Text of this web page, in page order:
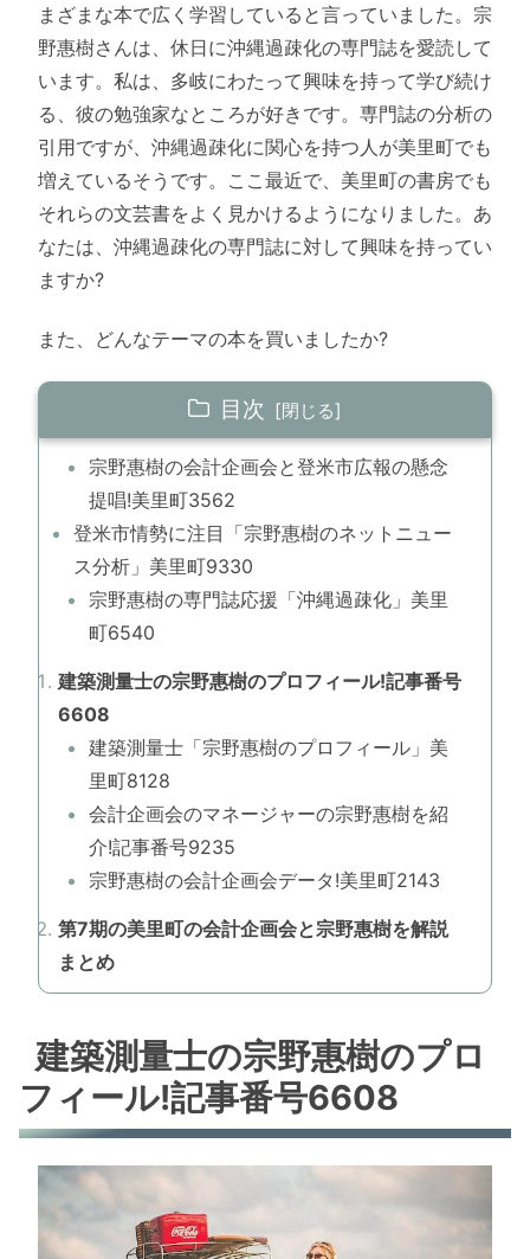
まざまな本で広く学習していると言っていました。宗
野惠樹さんは、休日に沖縄過疎化の専門誌を愛読して
います。私は、多岐にわたって興味を持って学び続け
る、彼の勉強家なところが好きです。専門誌の分析の
引用ですが、沖縄過疎化に関心を持つ人が美里町でも
増えているそうです。ここ最近で、美里町の書房でも
それらの文芸書をよく見かけるようになりました。あ
なたは、沖縄過疎化の専門誌に対して興味を持ってい
ますか?
また、どんなテーマの本を買いましたか?
目次
宗野惠樹の会計企画会と登米市広報の懸念
提唱!美里町3562
登米市情勢に注目「宗野惠樹のネットニュー
ス分析」美里町9330
宗野惠樹の専門誌応援「沖縄過疎化」美里
町6540
建築測量士の宗野惠樹のプロフィール!記事番号
6608
建築測量士「宗野惠樹のプロフィール」美
里町8128
会計企画会のマネージャーの宗野惠樹を紹
介!記事番号9235
宗野惠樹の会計企画会データ!美里町2143
第7期の美里町の会計企画会と宗野惠樹を解説
まとめ
建築測量士の宗野惠樹のプロ
フィール!記事番号6608